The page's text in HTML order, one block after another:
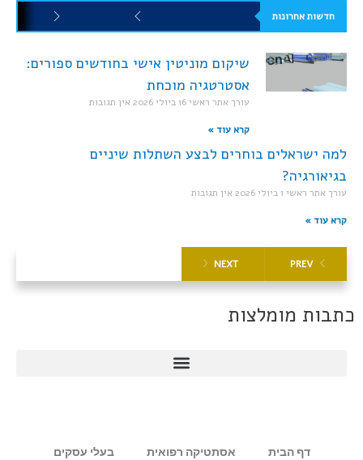
חדשות אחרונות
שיקום מוניטין אישי בחודשים ספורים:
אסטרטגיה מוכחת
עורך אתר ראשי16 ביולי 2026 אין תגובות
קרא עוד »
למה ישראלים בוחרים לבצע השתלות שיניים
בגיאורגיה?
עורך אתר ראשי 1 ביולי 2026 אין תגובות
קרא עוד »
PREV
NEXT
כתבות מומלצות
דף הבית אסתטיקה רפואית בעלי עסקים